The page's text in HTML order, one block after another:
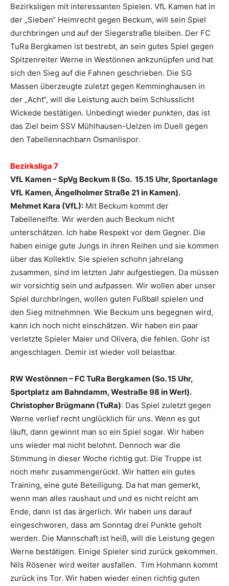
Bezirksligen mit interessanten Spielen. VfL Kamen hat in
der „Sieben“ Heimrecht gegen Beckum, will sein Spiel
durchbringen und auf der Siegerstraße bleiben. Der FC
TuRa Bergkamen ist bestrebt, an sein gutes Spiel gegen
Spitzenreiter Werne in Westönnen ankzunüpfen und hat
sich den Sieg auf die Fahnen geschrieben. Die SG
Massen überzeugte zuletzt gegen Kemminghausen in
der „Acht“, will die Leistung auch beim Schlusslicht
Wickede bestätigen. Unbedingt wieder punkten, das ist
das Ziel beim SSV Mühlhausen-Uelzen im Duell gegen
den Tabellennachbarn Osmanlispor.
Bezirksliga 7
VfL Kamen – SpVg Beckum II (So. 15.15 Uhr, Sportanlage
VfL Kamen, Ängelholmer Straße 21 in Kamen).
Mehmet Kara (VfL): Mit Beckum kommt der
Tabellenelfte. Wir werden auch Beckum nicht
unterschätzen. Ich habe Respekt vor dem Gegner. Die
haben einige gute Jungs in ihren Reihen und sie kommen
über das Kollektiv. Sie spielen schohn jahrelang
zusammen, sind im letzten Jahr aufgestiegen. Da müssen
wir vorsichtig sein und aufpassen. Wir wollen aber unser
Spiel durchbringen, wollen guten Fußball spielen und
den Sieg mitnehmnen. Wie Beckum uns begegnen wird,
kann ich noch nicht einschätzen. Wir haben ein paar
verletzte Spieler Maier und Olivera, die fehlen. Gohr ist
angeschlagen. Demir ist wieder voll belastbar.
RW Westönnen – FC TuRa Bergkamen (So. 15 Uhr,
Sportplatz am Bahndamm, Westraße 98 in Werl).
Christopher Brügmann (TuRa): Das Spiel zuletzt gegen
Werne verlief recht unglücklich für uns. Wenn es gut
läuft, dann gewinnt man so ein Spiel sogar. Wir haben
uns wieder mal nicht belohnt. Dennoch war die
Stimmung in dieser Woche richtig gut. Die Truppe ist
noch mehr zusammengerückt. Wir hatten ein gutes
Training, eine gute Beteiligung. Da hat man gemerkt,
wenn man alles raushaut und und es nicht reicht am
Ende, dann ist das ärgerlich. Wir haben uns darauf
eingeschworen, dass am Sonntag drei Punkte geholt
werden. Die Mannschaft ist heiß, will die Leistung gegen
Werne bestätigen. Einige Spieler sind zurück gekommen.
Nils Rösener wird weiter ausfallen. Tim Hohmann kommt
zurück ins Tor. Wir haben wieder einen richtig guten